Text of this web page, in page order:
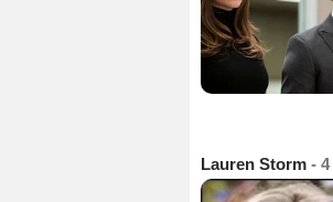
Lauren Storm - 4